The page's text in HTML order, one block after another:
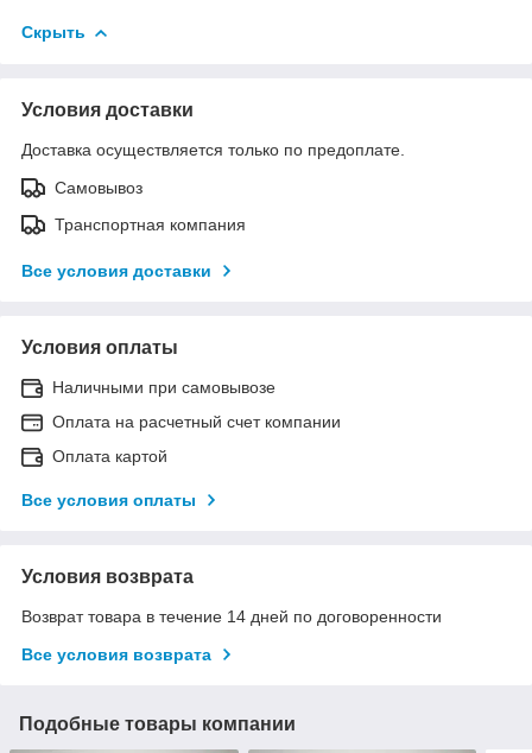
Скрыть
Условия доставки
Доставка осуществляется только по предоплате.
Самовывоз
Транспортная компания
Все условия доставки
Условия оплаты
Наличными при самовывозе
Оплата на расчетный счет компании
Оплата картой
Все условия оплаты
Условия возврата
Возврат товара в течение 14 дней по договоренности
Все условия возврата
Подобные товары компании